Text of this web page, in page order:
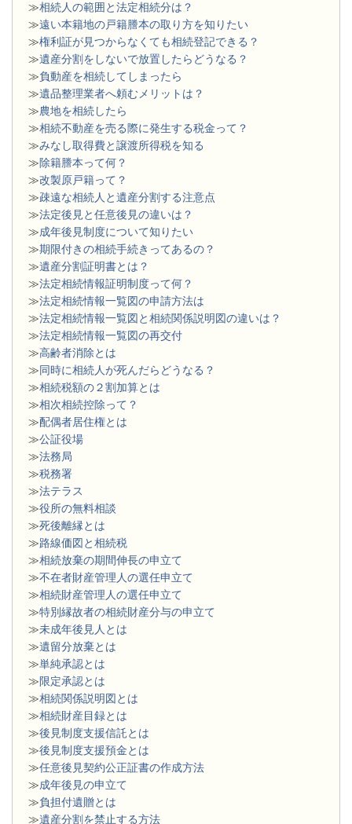
≫相続人の範囲と法定相続分は？
≫遠い本籍地の戸籍謄本の取り方を知りたい
≫権利証が見つからなくても相続登記できる？
≫遺産分割をしないで放置したらどうなる？
≫負動産を相続してしまったら
≫遺品整理業者へ頼むメリットは？
≫農地を相続したら
≫相続不動産を売る際に発生する税金って？
≫みなし取得費と譲渡所得税を知る
≫除籍謄本って何？
≫改製原戸籍って？
≫疎遠な相続人と遺産分割する注意点
≫法定後見と任意後見の違いは？
≫成年後見制度について知りたい
≫期限付きの相続手続きってあるの？
≫遺産分割証明書とは？
≫法定相続情報証明制度って何？
≫法定相続情報一覧図の申請方法は
≫法定相続情報一覧図と相続関係説明図の違いは？
≫法定相続情報一覧図の再交付
≫高齢者消除とは
≫同時に相続人が死んだらどうなる？
≫相続税額の２割加算とは
≫相次相続控除って？
≫配偶者居住権とは
≫公証役場
≫法務局
≫税務署
≫法テラス
≫役所の無料相談
≫死後離縁とは
≫路線価図と相続税
≫相続放棄の期間伸長の申立て
≫不在者財産管理人の選任申立て
≫相続財産管理人の選任申立て
≫特別縁故者の相続財産分与の申立て
≫未成年後見人とは
≫遺留分放棄とは
≫単純承認とは
≫限定承認とは
≫相続関係説明図とは
≫相続財産目録とは
≫後見制度支援信託とは
≫後見制度支援預金とは
≫任意後見契約公正証書の作成方法
≫成年後見の申立て
≫負担付遺贈とは
≫遺産分割を禁止する方法